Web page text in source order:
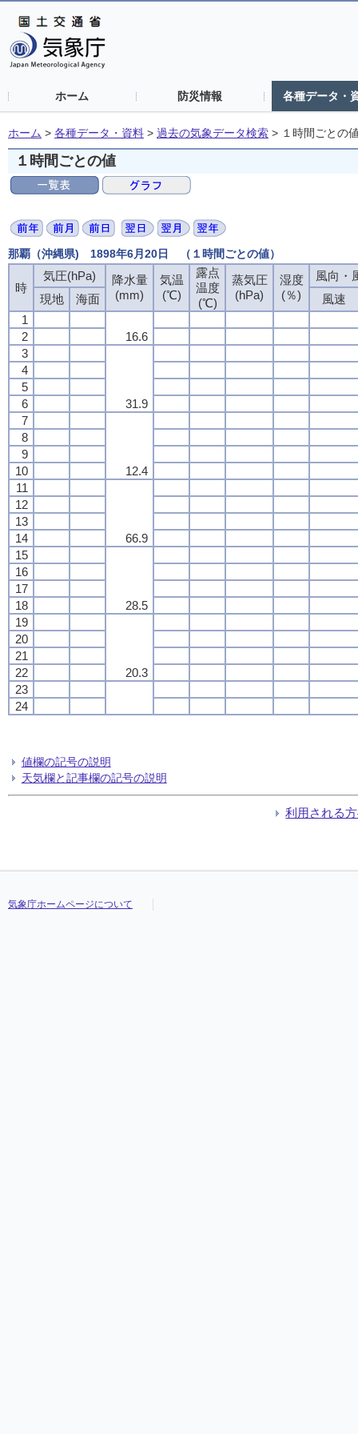
ホーム 防災情報 各種データ・
ホーム > 各種データ・資料 > 過去の気象データ検索 > １時間ごとの
１時間ごとの値
那覇（沖縄県) 1898年6月20日 （１時間ごとの値）
時
気圧(hPa)
降水量
(mm)
気温
(℃)
露点
温度
(℃)
蒸気圧
(hPa)
湿度
(％)
風向・
現地
海面
風速
1
16.6
2
3
31.9
4
5
6
7
12.4
8
9
10
11
66.9
12
13
14
15
28.5
16
17
18
19
20.3
20
21
22
23
24
値欄の記号の説明
天気欄と記事欄の記号の説明
利用される
気象庁ホームページについて